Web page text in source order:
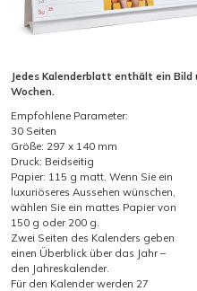
Jedes Kalenderblatt enthält ein
Wochen.
Empfohlene Parameter:
30 Seiten
Größe: 297 x 140 mm
Druck: Beidseitig
Papier: 115 g matt. Wenn Sie ein
luxuriöseres Aussehen wünschen,
wählen Sie ein mattes Papier von
150 g oder 200 g.
Zwei Seiten des Kalenders geben
einen Überblick über das Jahr –
den Jahreskalender.
Für den Kalender werden 27